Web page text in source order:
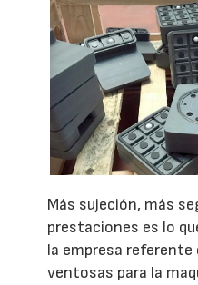
Más sujeción, más
prestaciones es lo
la empresa referente
ventosas para la